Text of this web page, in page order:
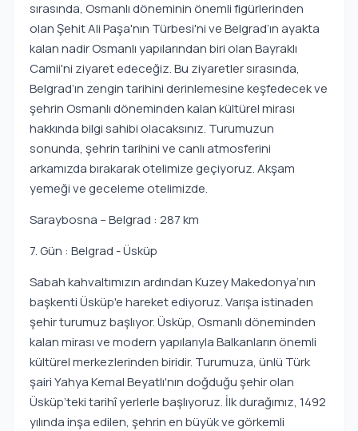
sırasında, Osmanlı döneminin önemli figürlerinden
olan Şehit Ali Paşa'nın Türbesi'ni ve Belgrad’ın ayakta
kalan nadir Osmanlı yapılarından biri olan Bayraklı
Camii'ni ziyaret edeceğiz. Bu ziyaretler sırasında,
Belgrad’ın zengin tarihini derinlemesine keşfedecek ve
şehrin Osmanlı döneminden kalan kültürel mirası
hakkında bilgi sahibi olacaksınız. Turumuzun
sonunda, şehrin tarihini ve canlı atmosferini
arkamızda bırakarak otelimize geçiyoruz. Akşam
yemeği ve geceleme otelimizde.
Saraybosna – Belgrad : 287 km
7. Gün : Belgrad - Üsküp
Sabah kahvaltımızın ardından Kuzey Makedonya’nın
başkenti Üsküp'e hareket ediyoruz. Varışa istinaden
şehir turumuz başlıyor. Üsküp, Osmanlı döneminden
kalan mirası ve modern yapılarıyla Balkanların önemli
kültürel merkezlerinden biridir. Turumuza, ünlü Türk
şairi Yahya Kemal Beyatlı'nın doğduğu şehir olan
Üsküp’teki tarihî yerlerle başlıyoruz. İlk durağımız, 1492
yılında inşa edilen, şehrin en büyük ve görkemli